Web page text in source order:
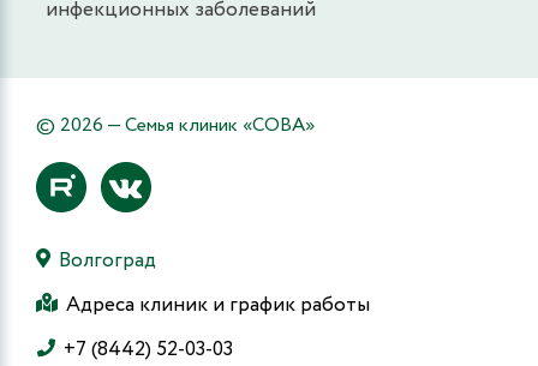
инфекционных заболеваний
© 2026 — Семья клиник «СОВА»
Волгоград
Адреса клиник и график работы
+7 (8442) 52-03-03